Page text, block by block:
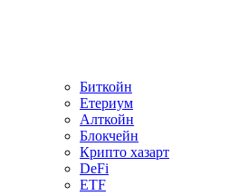
Биткойн
Етериум
Алткойн
Блокчейн
Крипто хазарт
DeFi
ETF